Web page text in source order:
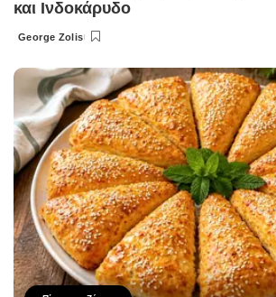
και Ινδοκάρυδο
Posted
George Zolis